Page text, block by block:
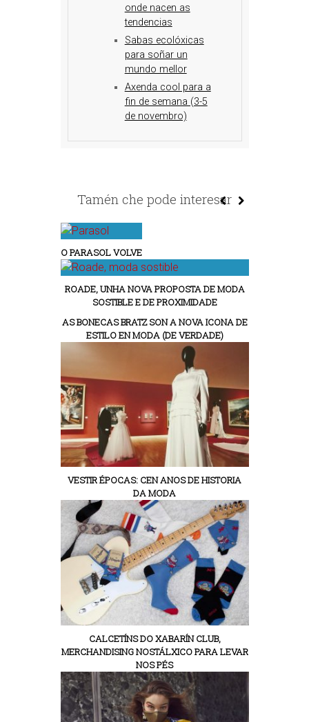
onde nacen as
tendencias
Sabas ecolóxicas
para soñar un
mundo mellor
Axenda cool para a
fin de semana (3-5
de novembro)
Tamén che pode interesar
O PARASOL VOLVE
ROADE, UNHA NOVA PROPOSTA DE MODA
SOSTIBLE E DE PROXIMIDADE
AS BONECAS BRATZ SON A NOVA ICONA DE
ESTILO EN MODA (DE VERDADE)
VESTIR ÉPOCAS: CEN ANOS DE HISTORIA
DA MODA
CALCETÍNS DO XABARÍN CLUB,
MERCHANDISING NOSTÁLXICO PARA LEVAR
NOS PÉS